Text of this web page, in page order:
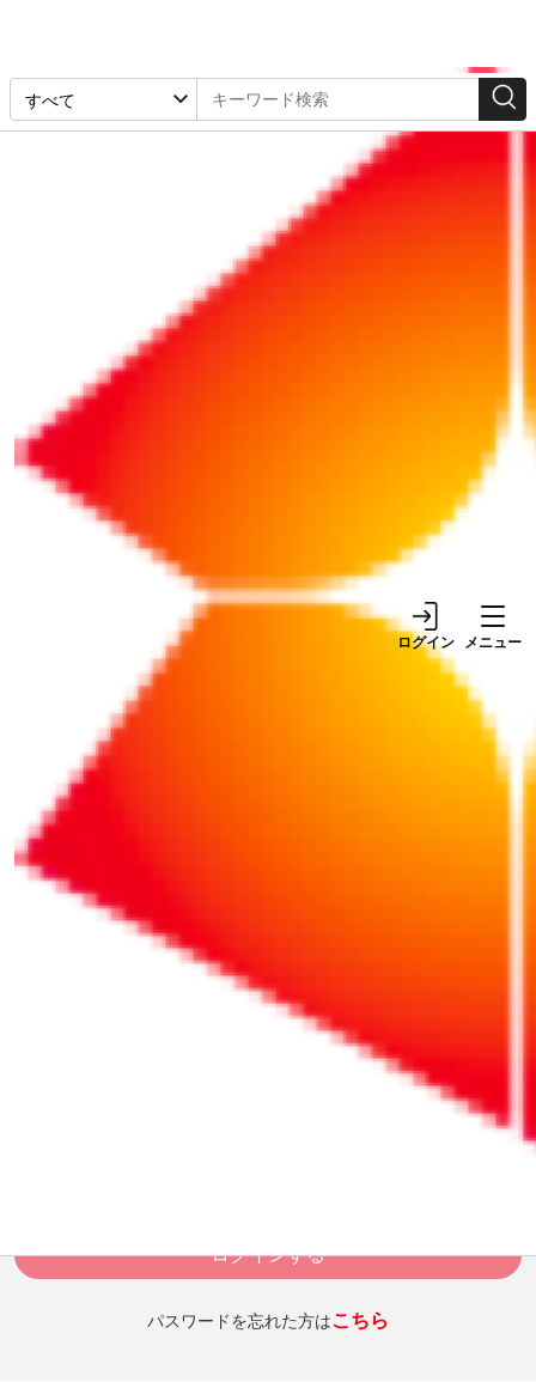
ログイン メニュー
2025/09/18
【計算シート付き】事業を検討する
際に役立つ収支シミュレーションの
新規事業検討時の収支シミュレーションの作成方
法などを解説します。無料でダウンロードできる
簡易的な収支シミュレーションのExcelファイル付
きです。
続きをお読みになるにはログインが必要です。
ログインする
パスワードを忘れた方はこちら